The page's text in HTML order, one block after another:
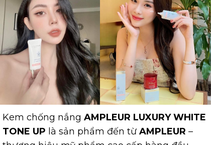
Kem chống nắng AMPLEUR LUXURY WHITE
TONE UP là sản phẩm đến từ AMPLEUR –